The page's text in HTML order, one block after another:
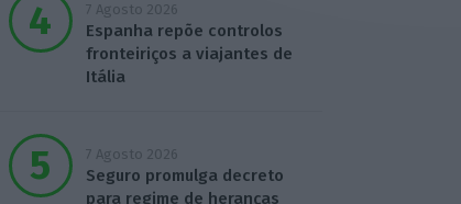
7 Agosto 2026
Espanha repõe controlos
fronteiriços a viajantes de
Itália
7 Agosto 2026
Seguro promulga decreto
para regime de heranças